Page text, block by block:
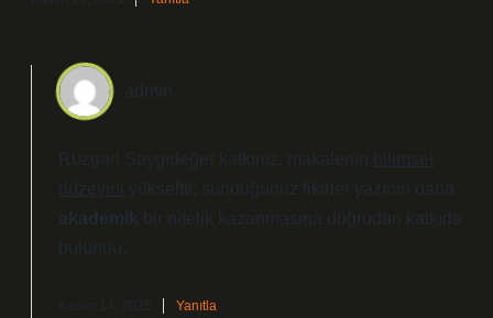
admin
Rüzgar! Saygıdeğer katkınız, makalenin
bilimsel
düzeyini
yükseltti; sunduğunuz fikirler yazının daha
akademik bir nitelik kazanmasına doğrudan katkıda
bulundu.
Kasım 14, 2025 Yanıtla